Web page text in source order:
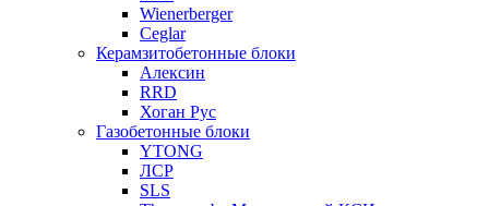
Wienerberger
Ceglar
Керамзитобетонные блоки
Алексин
RRD
Хоган Рус
Газобетонные блоки
YTONG
ЛСР
SLS